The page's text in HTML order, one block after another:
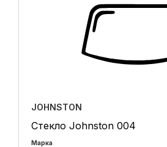
JOHNSTON
Стекло Johnston 004
Марка